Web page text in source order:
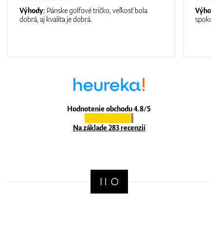
Hodnotenie obchodu 4.8/5
Na základe 283 recenzií
Výhody: Pánske golfové tričko, veľkosť bola
dobrá, aj kvalita je dobrá.